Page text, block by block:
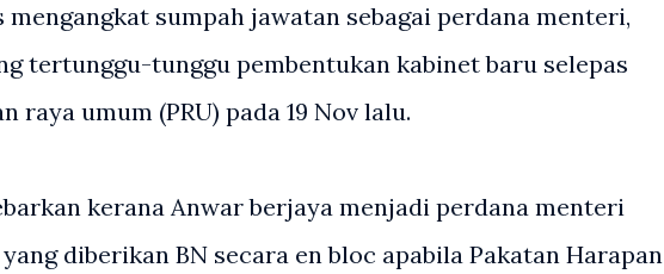
mengangkat sumpah jawatan sebagai perdana menteri,
tertunggu-tunggu pembentukan kabinet baru selepas
raya umum (PRU) pada 19 Nov lalu.
kerana Anwar berjaya menjadi perdana menteri
diberikan BN secara en bloc apabila Pakatan Harapan